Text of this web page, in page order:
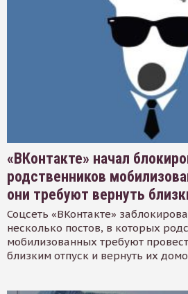
«ВКонтакте» начал
родственников
они требуют вернуть
Соцсеть «ВКонтакте»
несколько постов, в которых
мобилизованных требуют
близким отпуск и вернуть их